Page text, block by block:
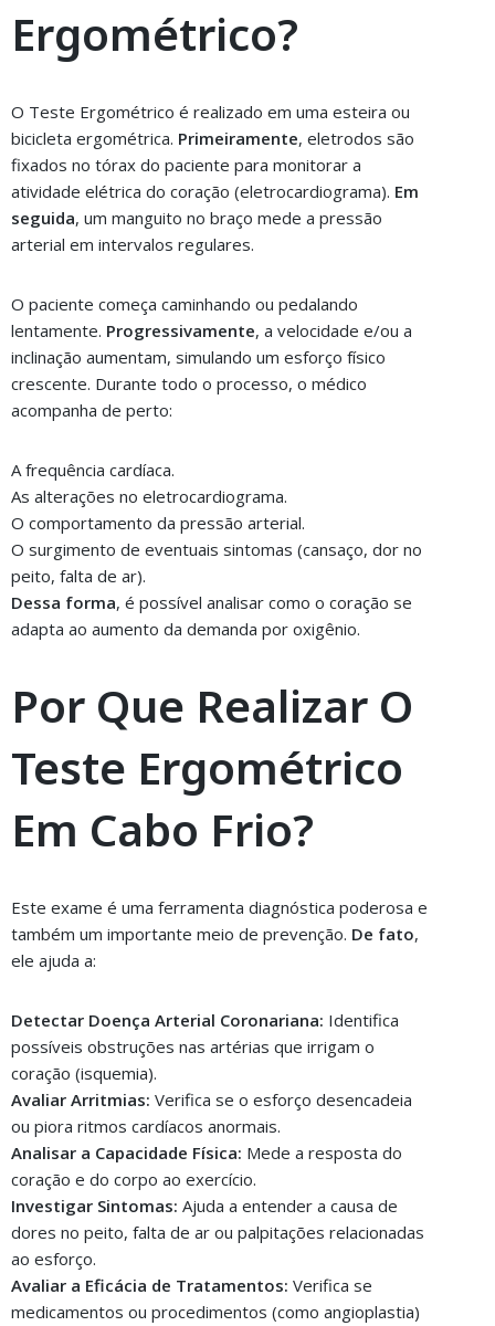
Ergométrico?
O Teste Ergométrico é realizado em uma esteira ou
bicicleta ergométrica. Primeiramente, eletrodos são
fixados no tórax do paciente para monitorar a
atividade elétrica do coração (eletrocardiograma). Em
seguida, um manguito no braço mede a pressão
arterial em intervalos regulares.
O paciente começa caminhando ou pedalando
lentamente. Progressivamente, a velocidade e/ou a
inclinação aumentam, simulando um esforço físico
crescente. Durante todo o processo, o médico
acompanha de perto:
A frequência cardíaca.
As alterações no eletrocardiograma.
O comportamento da pressão arterial.
O surgimento de eventuais sintomas (cansaço, dor no
peito, falta de ar).
Dessa forma, é possível analisar como o coração se
adapta ao aumento da demanda por oxigênio.
Por Que Realizar O
Teste Ergométrico
Em Cabo Frio?
Este exame é uma ferramenta diagnóstica poderosa e
também um importante meio de prevenção. De fato,
ele ajuda a:
Detectar Doença Arterial Coronariana: Identifica
possíveis obstruções nas artérias que irrigam o
coração (isquemia).
Avaliar Arritmias: Verifica se o esforço desencadeia
ou piora ritmos cardíacos anormais.
Analisar a Capacidade Física: Mede a resposta do
coração e do corpo ao exercício.
Investigar Sintomas: Ajuda a entender a causa de
dores no peito, falta de ar ou palpitações relacionadas
ao esforço.
Avaliar a Eficácia de Tratamentos: Verifica se
medicamentos ou procedimentos (como angioplastia)